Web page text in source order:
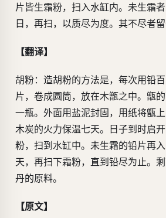
片皆生霜粉，扫入水缸内。未生霜
日，再扫，以质尽为度。其不尽者留
【翻译】
胡粉：造胡粉的方法是，每次用铅
片，卷成圆筒，放在木甑之中。甑
一瓶。外面用盐泥封固，用纸将甑
木炭的火力保温七天。日子到时启
粉，扫到水缸中。未生霜的铅片再
天，再扫下霜粉，直到铅尽为止。
丹的原料。
【原文】